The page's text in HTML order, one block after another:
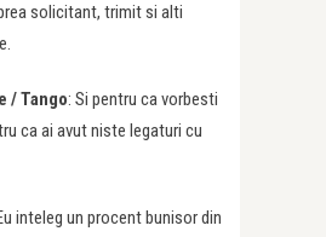
solicitant, trimit si alti
/Tango: Si pentru ca vorbesti
ca ai avut niste legaturi cu
inteleg un procent bunisor din